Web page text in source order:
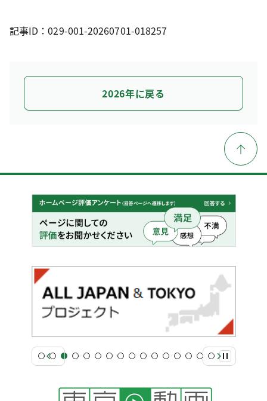
記事ID：029-001-20260701-018257
2026年に戻る